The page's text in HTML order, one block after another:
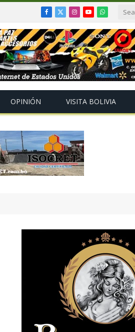
Facebook
X
(Twitter)
Instagram
YouTubeWhatsApp
OPINIÓN VISITA BOLIVIA